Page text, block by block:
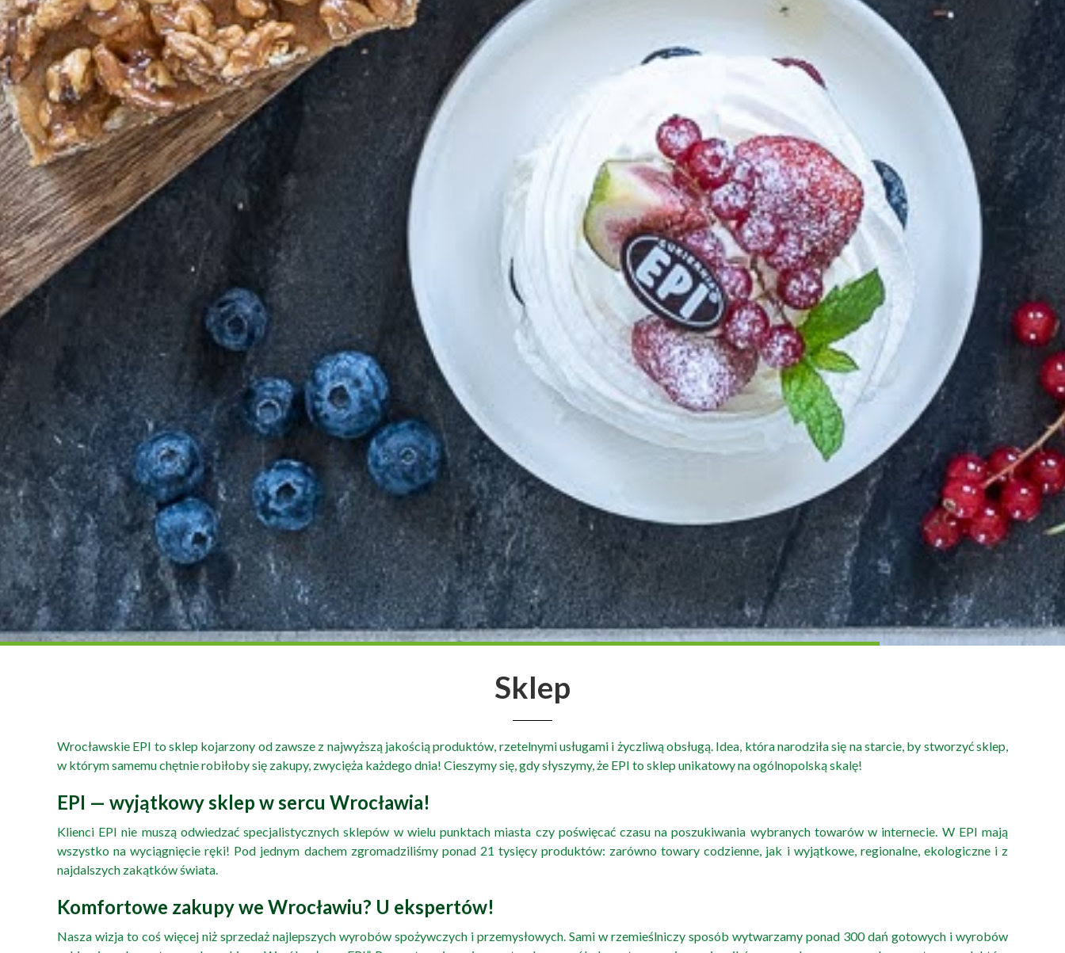
Sklep
Wrocławskie EPI to sklep kojarzony od zawsze z najwyższą jakością produktów, rzetelnymi usługami i życzliwą obsługą. Idea, która narodziła się na starcie, by stworzyć sklep,
w którym samemu chętnie robiłoby się zakupy, zwycięża każdego dnia! Cieszymy się, gdy słyszymy, że EPI to sklep unikatowy na ogólnopolską skalę!
EPI — wyjątkowy sklep w sercu Wrocławia!
Klienci EPI nie muszą odwiedzać specjalistycznych sklepów w wielu punktach miasta czy poświęcać czasu na poszukiwania wybranych towarów w internecie. W EPI mają
wszystko na wyciągnięcie ręki! Pod jednym dachem zgromadziliśmy ponad 21 tysięcy produktów: zarówno towary codzienne, jak i wyjątkowe, regionalne, ekologiczne i z
najdalszych zakątków świata.
Komfortowe zakupy we Wrocławiu? U ekspertów!
Nasza wizja to coś więcej niż sprzedaż najlepszych wyrobów spożywczych i przemysłowych. Sami w rzemieślniczy sposób wytwarzamy ponad 300 dań gotowych i wyrobów